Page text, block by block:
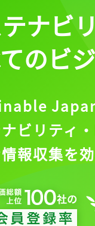
ナビ
のビ
Japan
ビリティ
報収集を